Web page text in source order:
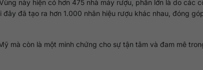
này hiện có hơn 475 nhà máy rượu, phần lớn là do các
đã tạo ra hơn 1.000 nhãn hiệu rượu khác nhau, đóng
mà còn là một minh chứng cho sự tận tâm và đam mê